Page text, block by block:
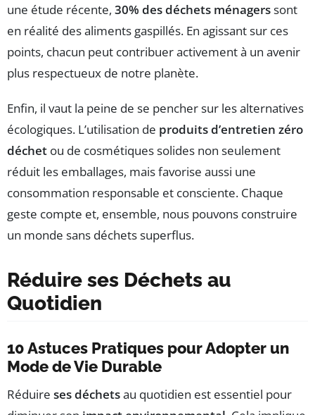
une étude récente, 30% des déchets ménagerssont
en réalité des aliments gaspillés. En agissant sur ces
points, chacun peut contribuer activement à un avenir
plus respectueux de notre planète.
Enfin, il vaut la peine de se pencher sur les alternatives
écologiques. L’utilisation de produits d’entretien zéro
déchet ou de cosmétiques solides non seulement
réduit les emballages, mais favorise aussi une
consommation responsable et consciente. Chaque
geste compte et, ensemble, nous pouvons construire
un monde sans déchets superflus.
Réduire ses Déchets au
Quotidien
10 Astuces Pratiques pour Adopter un
Mode de Vie Durable
Réduire ses déchetsau quotidien est essentiel pour